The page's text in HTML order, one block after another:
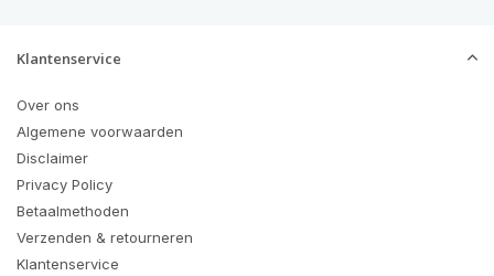
Klantenservice
Over ons
Algemene voorwaarden
Disclaimer
Privacy Policy
Betaalmethoden
Verzenden & retourneren
Klantenservice